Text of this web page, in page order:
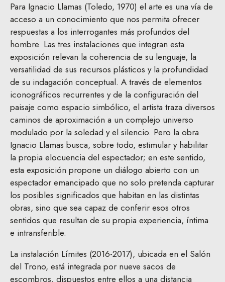
Para Ignacio Llamas (Toledo, 1970) el arte es una vía de
acceso a un conocimiento que nos permita ofrecer
respuestas a los interrogantes más profundos del
hombre. Las tres instalaciones que integran esta
exposición relevan la coherencia de su lenguaje, la
versatilidad de sus recursos plásticos y la profundidad
de su indagación conceptual. A través de elementos
iconográficos recurrentes y de la configuración del
paisaje como espacio simbólico, el artista traza diversos
caminos de aproximación a un complejo universo
modulado por la soledad y el silencio. Pero la obra
Ignacio Llamas busca, sobre todo, estimular y habilitar
la propia elocuencia del espectador; en este sentido,
esta exposición propone un diálogo abierto con un
espectador emancipado que no solo pretenda capturar
los posibles significados que habitan en las distintas
obras, sino que sea capaz de conferir esos otros
sentidos que resultan de su propia experiencia, íntima
e intransferible.
La instalación Límites (2016-2017), ubicada en el Salón
del Trono, está integrada por nueve sacos de
escombros, dispuestos entre ellos a una distancia